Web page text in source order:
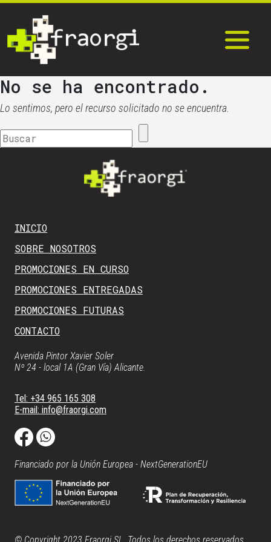
No se ha encontrado.
Lo sentimos, pero el recurso solicitado no se encuentra.
INICIO
SOBRE NOSOTROS
PROMOCIONES EN CURSO
PROMOCIONES ENTREGADAS
PROMOCIONES FUTURAS
CONTACTO
Avenida Pintor Xavier Soler
Nº 24 - local 1A (Gran Vía) Alicante.
Tel: +34 965 165 308
E-mail: info@fraorgi.com
Financiado por la Unión Europea - NextGenerationEU